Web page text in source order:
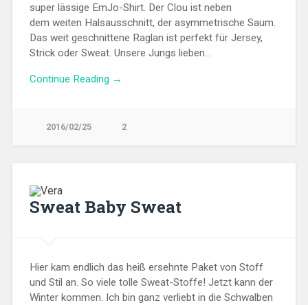
super lässige EmJo-Shirt. Der Clou ist neben
dem weiten Halsausschnitt, der asymmetrische Saum.
Das weit geschnittene Raglan ist perfekt für Jersey,
Strick oder Sweat. Unsere Jungs lieben…
Continue Reading →
2016/02/25 2
Sweat Baby Sweat
Hier kam endlich das heiß ersehnte Paket von Stoff
und Stil an. So viele tolle Sweat-Stoffe! Jetzt kann der
Winter kommen. Ich bin ganz verliebt in die Schwalben